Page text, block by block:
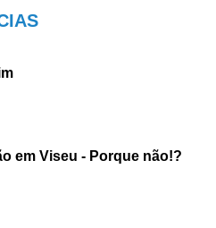
em Viseu - Porque não!?